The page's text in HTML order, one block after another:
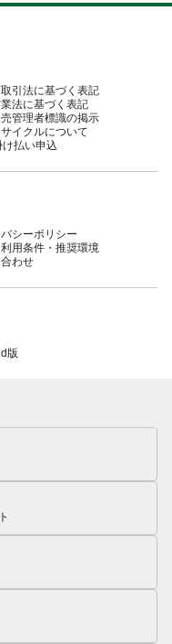
引法に基づく表記
法に基づく表記
管理者標識の掲示
イクルについて
け払い申込
シーポリシー
用条件・推奨環境
わせ
版